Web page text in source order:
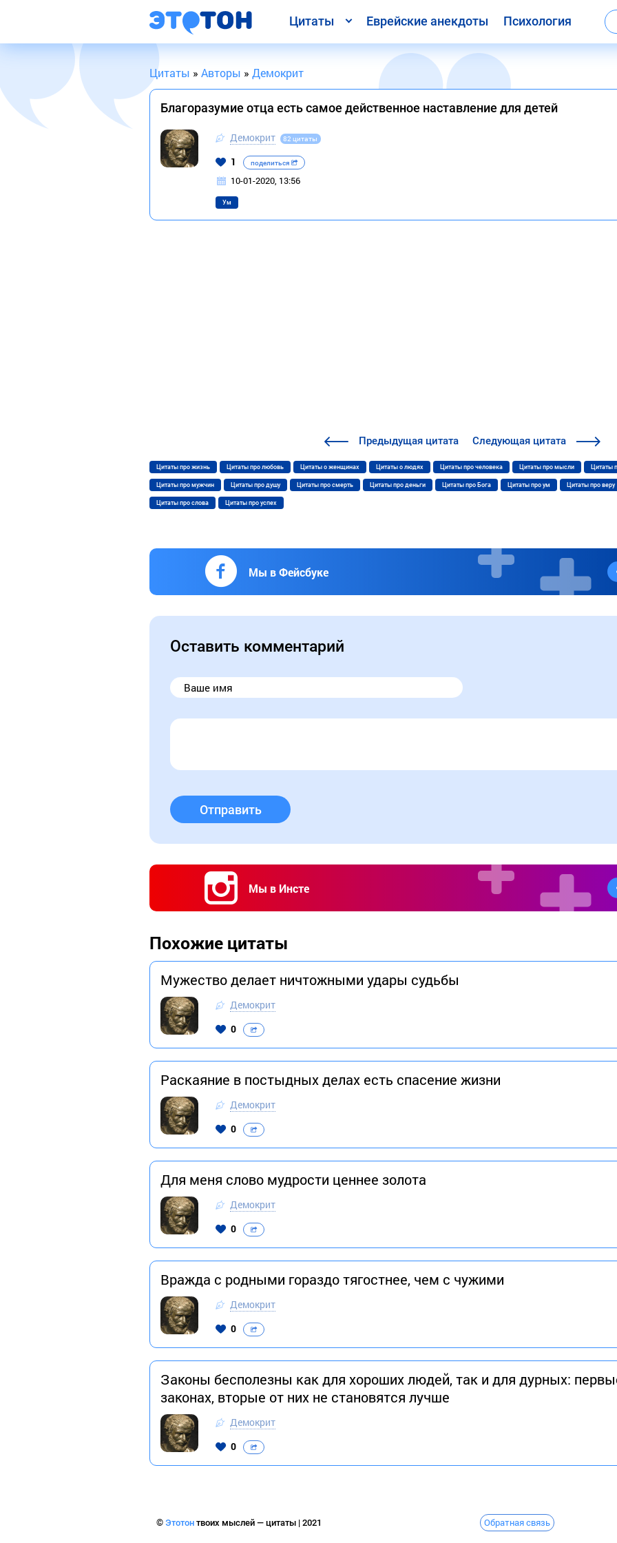
Цитаты Еврейские анекдоты Психология
Цитаты » Авторы » Демокрит
Благоразумие отца есть самое действенное наставление для детей
Демокрит 82 цитаты
1 поделиться
10-01-2020, 13:56
Ум
Предыдущая цитата Следующая цитата
Цитаты про жизнь Цитаты про любовь Цитаты о женщинах Цитаты о людях Цитаты про человека Цитаты про мысли Цитаты
Цитаты про мужчин Цитаты про душу Цитаты про смерть Цитаты про деньги Цитаты про Бога Цитаты про ум Цитаты про веру
Цитаты про слова Цитаты про успех
Мы в Фейсбуке
Оставить комментарий
Отправить
Мы в Инсте
Похожие цитаты
Мужество делает ничтожными удары судьбы
Демокрит
0
Раскаяние в постыдных делах есть спасение жизни
Демокрит
0
Для меня слово мудрости ценнее золота
Демокрит
0
Вражда с родными гораздо тягостнее, чем с чужими
Демокрит
0
Законы бесполезны как для хороших людей, так и для дурных:
законах, вторые от них не становятся лучше
Демокрит
0
Обратная связь
© Этотон твоих мыслей — цитаты | 2021